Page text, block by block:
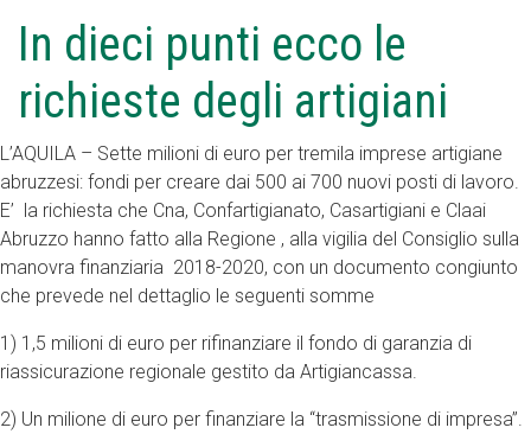
In dieci punti ecco le
richieste degli artigiani
L’AQUILA – Sette milioni di euro per tremila imprese artigiane
abruzzesi: fondi per creare dai 500 ai 700 nuovi posti di lavoro.
E’ la richiesta che Cna, Confartigianato, Casartigiani e Claai
Abruzzo hanno fatto alla Regione , alla vigilia del Consiglio sulla
manovra finanziaria 2018-2020, con un documento congiunto
che prevede nel dettaglio le seguenti somme
1) 1,5 milioni di euro per rifinanziare il fondo di garanzia di
riassicurazione regionale gestito da Artigiancassa.
2) Un milione di euro per finanziare la “trasmissione di impresa”.